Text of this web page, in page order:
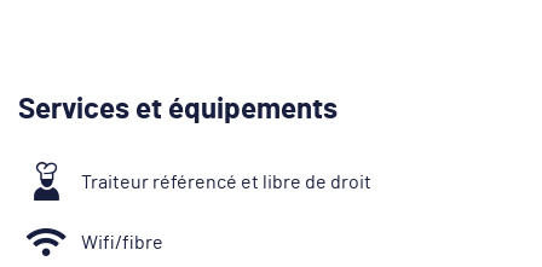
Services et équipements
Traiteur référencé et libre de droit
Wifi/fibre